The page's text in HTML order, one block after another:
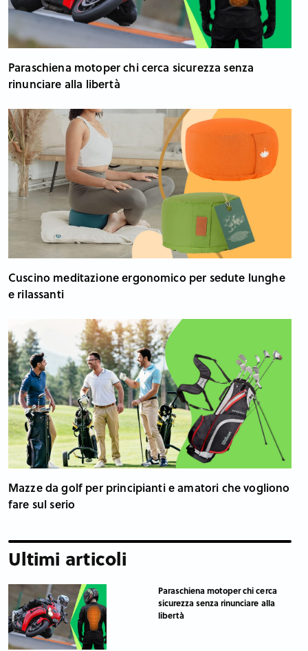
Paraschiena motoper chi cerca sicurezza senza
rinunciare alla libertà
Cuscino meditazione ergonomico per sedute lunghe
e rilassanti
Mazze da golf per principianti e amatori che vogliono
fare sul serio
Ultimi articoli
Paraschiena motoper chi cerca
sicurezza senza rinunciare alla
libertà